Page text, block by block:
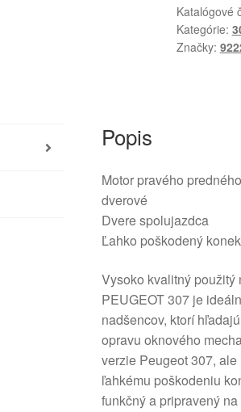
okna
Peugeot
307
Katalógové
Kategórie:
Značky:
Popis
Motor pravého
dverové
Dvere spolujazdca
Ľahko poškodený
Vysoko kvalitný použitý
PEUGEOT 307 je
nadšencov, ktorí
opravu oknového
verzie Peugeot 307,
ľahkému poškodeniu
funkčný a pripravený